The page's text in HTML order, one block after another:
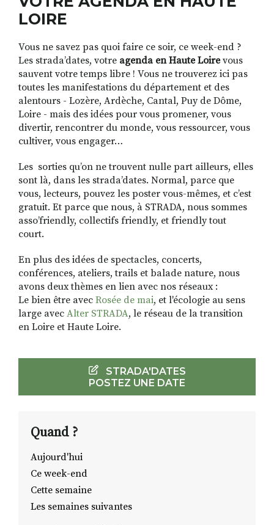
RECHERCHER
S'ABONNER
S'INSCRIRE À LA NEWSLETTER
FACEBOOKINSTAGRAM
LINKEDINYOUTUBE
LOIRE
Vous ne savez pas quoi faire ce soir, ce week-end ?
Les strada’dates, votre agenda en Haute Loirevous
sauvent votre temps libre ! Vous ne trouverez ici pas
toutes les manifestations du département et des
alentours - Lozère, Ardèche, Cantal, Puy de Dôme,
Loire - mais des idées pour vous promener, vous
divertir, rencontrer du monde, vous ressourcer, vous
cultiver, vous engager…
Les sorties qu’on ne trouvent nulle part ailleurs, elles
sont là, dans les strada’dates. Normal, parce que
vous, lecteurs, pouvez les poster vous-mêmes, et c’est
gratuit. Et parce que nous, à STRADA, nous sommes
asso’friendly, collectifs friendly, et friendly tout
court.
En plus des idées de spectacles, concerts,
conférences, ateliers, trails et balade nature, nous
avons deux thèmes en lien avec nos réseaux :
Le bien être avec Rosée de mai, et l'écologie au sens
large avec Alter STRADA, le réseau de la transition
en Loire et Haute Loire.
STRADA'DATES
POSTEZ UNE DATE
Quand ?
Aujourd'hui
Ce week-end
Cette semaine
Les semaines suivantes